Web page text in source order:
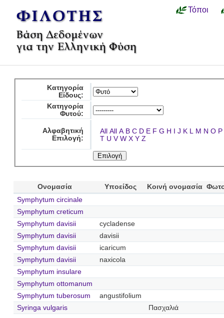
Τόποι
Κατηγορία
Είδους:
Κατηγορία
Φυτού:
Αλφαβητική
Επιλογή:
All All A B C D E F G H I J K L M N O P
T U V W X Y Z
Ονομασία Υποείδος Κοινή ονομασία
Symphytum circinale
Symphytum creticum
Symphytum davisii
cycladense
Symphytum davisii
davisii
Symphytum davisii
icaricum
Symphytum davisii
naxicola
Symphytum insulare
Symphytum ottomanum
Symphytum tuberosum
angustifolium
Syringa vulgaris
Πασχαλιά